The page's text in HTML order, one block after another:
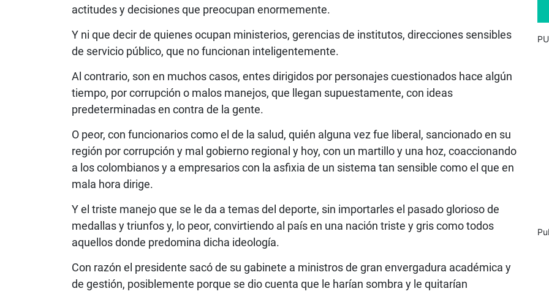
actitudes y decisiones que preocupan enormemente.
Y ni que decir de quienes ocupan ministerios, gerencias de institutos, direcciones sensibles
de servicio público, que no funcionan inteligentemente.
Al contrario, son en muchos casos, entes dirigidos por personajes cuestionados hace algún
tiempo, por corrupción o malos manejos, que llegan supuestamente, con ideas
predeterminadas en contra de la gente.
O peor, con funcionarios como el de la salud, quién alguna vez fue liberal, sancionado en su
región por corrupción y mal gobierno regional y hoy, con un martillo y una hoz, coaccionando
a los colombianos y a empresarios con la asfixia de un sistema tan sensible como el que en
mala hora dirige.
Y el triste manejo que se le da a temas del deporte, sin importarles el pasado glorioso de
medallas y triunfos y, lo peor, convirtiendo al país en una nación triste y gris como todos
aquellos donde predomina dicha ideología.
Con razón el presidente sacó de su gabinete a ministros de gran envergadura académica y
de gestión, posiblemente porque se dio cuenta que le harían sombra y le quitarían